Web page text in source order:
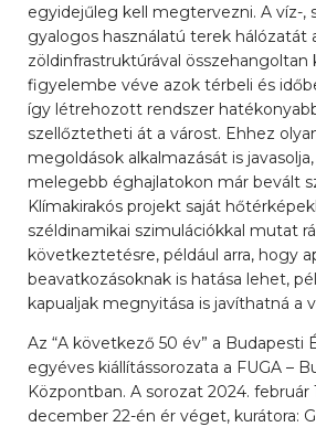
egyidejűleg kell megtervezni. A víz-,
gyalogos használatú terek hálózatát
zöldinfrastruktúrával összehangoltan
figyelembe véve azok térbeli és
így létrehozott rendszer
szellőztetheti át a várost. Ehhez
megoldások alkalmazását is
melegebb éghajlatokon már bevált
Klímakirakós projekt saját
széldinamikai szimulációkkal mutat
következtetésre, például arra, hogy
beavatkozásoknak is hatása lehet,
kapualjak megnyitása is javíthatná a
Az “A következő 50 év” a Budapesti
egyéves kiállítássorozata a FUGA –
Központban. A sorozat 2024. február
december 22-én ér véget, kurátora: